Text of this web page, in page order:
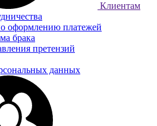
Клиентам
оформлению платежей
брака
претензий
данных